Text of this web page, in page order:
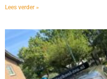
Lees verder »